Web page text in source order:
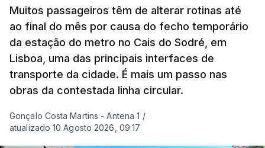
para a região.
São os dados do mais recente relatório do
Copernicus, o sistema de Observação da Terra
do programa espacial da União Europeia.
no Centro Europeu de Previsões Meteorológicas de
Muitos passageiros têm de alterar rotinas até
ao final do mês por causa do fecho temporário
da estação do metro no Cais do Sodré, em
Lisboa, uma das principais interfaces de
transporte da cidade. É mais um passo nas
obras da contestada linha circular.
Gonçalo Costa Martins - Antena 1 /
atualizado 10 Agosto 2026, 09:17